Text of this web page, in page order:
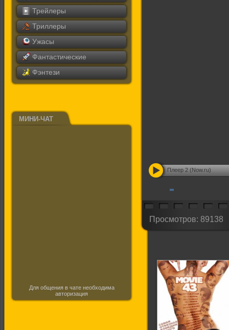
Трейлеры
Триллеры
Ужасы
Фантастические
Фэнтези
МИНИ-ЧАТ
Для общения в чате необходима
авторизация
Плеер 2 (Now.ru)
Просмотров: 89138